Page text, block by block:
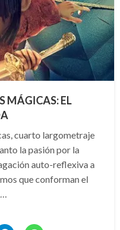
MÁGICAS: EL
cuarto largometraje
la pasión por la
auto-reflexiva a
que conforman el